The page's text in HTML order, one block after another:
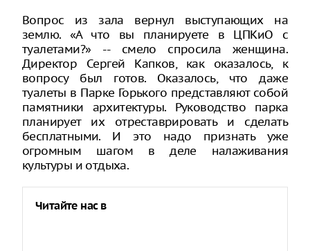
Вопрос из зала вернул выступающих на
землю. «А что вы планируете в ЦПКиО с
туалетами?» -- смело спросила женщина.
Директор Сергей Капков, как оказалось, к
вопросу был готов. Оказалось, что даже
туалеты в Парке Горького представляют собой
памятники архитектуры. Руководство парка
планирует их отреставрировать и сделать
бесплатными. И это надо признать уже
огромным шагом в деле налаживания
культуры и отдыха.
Читайте нас в